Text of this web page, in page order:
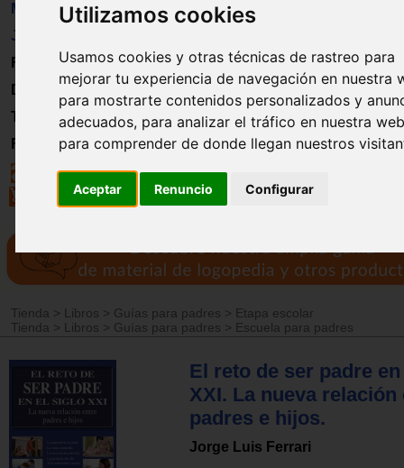
Utilizamos cookies
Usamos cookies y otras técnicas de rastreo para
mejorar tu experiencia de navegación en nuestra
para mostrarte contenidos personalizados y
adecuados, para analizar el tráfico en nuestra
para comprender de donde llegan nuestros
Aceptar Renuncio Configurar
Material
Juguetes
Formación
Directorio
Trabajo
Registro
Tienda > Libros > Guías para padres > Etapa escolar
Tienda
> Libros > Guías para padres > Escuela para padres
El reto de ser padre
XXI. La nueva relación
padres e hijos.
Jorge Luis Ferrari